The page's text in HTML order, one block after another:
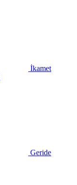
İkamet
Geride